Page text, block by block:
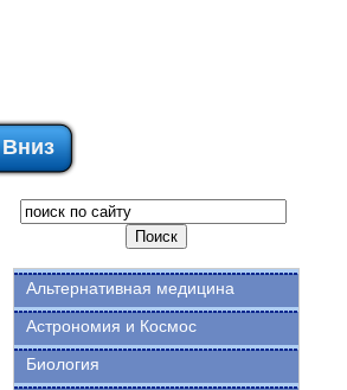
Вниз
Альтернативная медицина
Астрономия и Космос
Биология